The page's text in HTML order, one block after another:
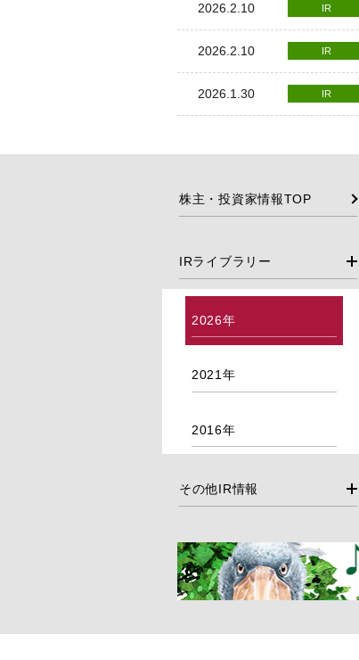
2026.2.10 IR
2026.2.10 IR
2026.1.30 IR
株主・投資家情報TOP
IRライブラリー
2026年
2021年
2016年
その他IR情報